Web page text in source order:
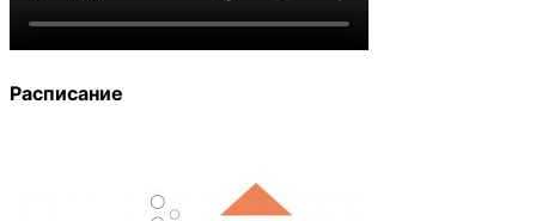
Расписание